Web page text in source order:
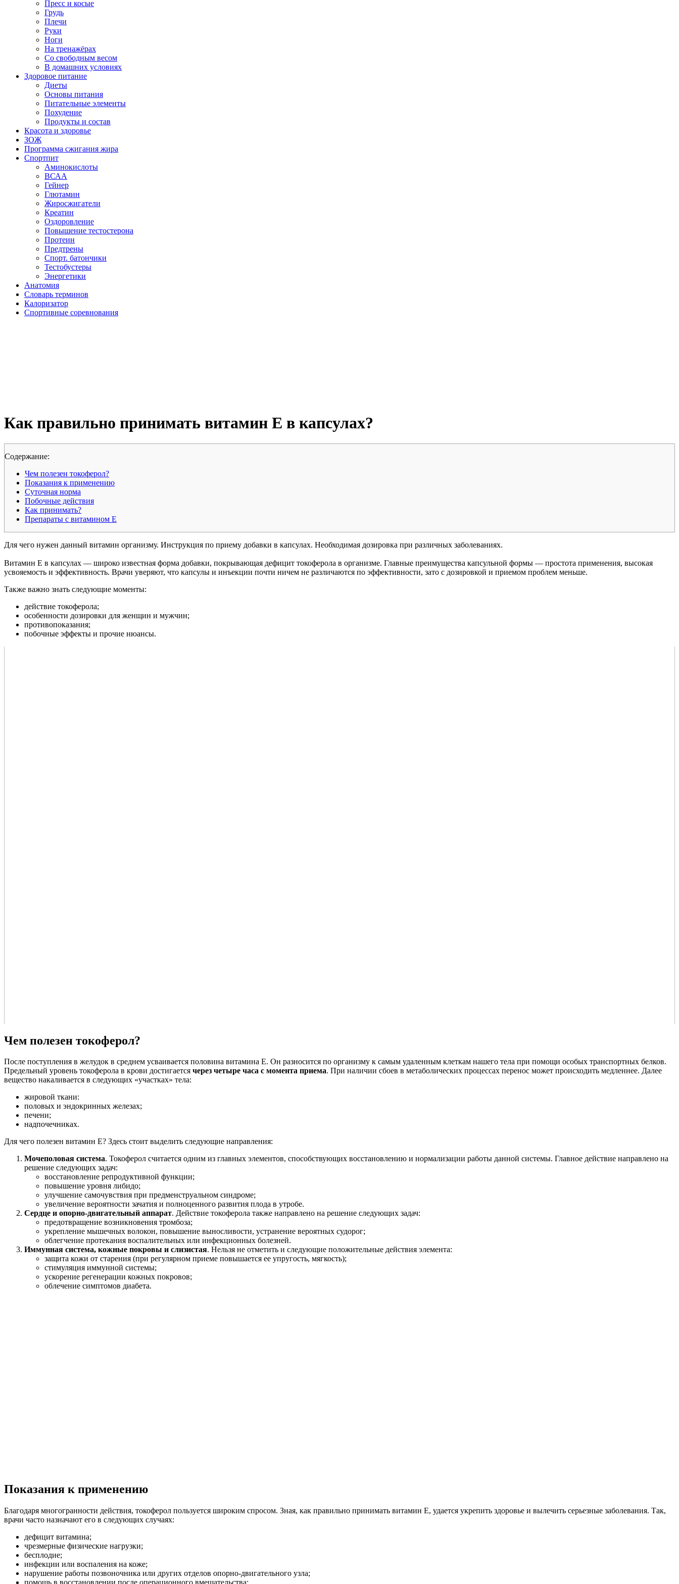
Пресс и косые
Грудь
Плечи
Руки
Ноги
На тренажёрах
Со свободным весом
В домашних условиях
Здоровое питание
Диеты
Основы питания
Питательные элементы
Похудение
Продукты и состав
Красота и здоровье
ЗОЖ
Программа сжигания жира
Спортпит
Аминокислоты
ВСАА
Гейнер
Глютамин
Жиросжигатели
Креатин
Оздоровление
Повышение тестостерона
Протеин
Предтрены
Спорт. батончики
Тестобустеры
Энергетики
Анатомия
Словарь терминов
Калоризатор
Спортивные соревнования
Как правильно принимать витамин Е в капсулах?
Cодержание:
Чем полезен токоферол?
Показания к применению
Суточная норма
Побочные действия
Как принимать?
Препараты с витамином Е
Для чего нужен данный витамин организму. Инструкция по приему добавки в капсулах. Необходимая дозировка при различных заболеваниях.
Витамин Е в капсулах — широко известная форма добавки, покрывающая дефицит токоферола в организме. Главные преимущества капсульной формы — простота применения, высокая
усвояемость и эффективность. Врачи уверяют, что капсулы и инъекции почти ничем не различаются по эффективности, зато с дозировкой и приемом проблем меньше.
Также важно знать следующие моменты:
действие токоферола;
особенности дозировки для женщин и мужчин;
противопоказания;
побочные эффекты и прочие нюансы.
Чем полезен токоферол?
После поступления в желудок в среднем усваивается половина витамина E. Он разносится по организму к самым удаленным клеткам нашего тела при помощи особых транспортных белков.
Предельный уровень токоферола в крови достигается через четыре часа с момента приема. При наличии сбоев в метаболических процессах перенос может происходить медленнее. Далее
вещество накаливается в следующих «участках» тела:
жировой ткани:
половых и эндокринных железах;
печени;
надпочечниках.
Для чего полезен витамин Е? Здесь стоит выделить следующие направления:
Мочеполовая система. Токоферол считается одним из главных элементов, способствующих восстановлению и нормализации работы данной системы. Главное действие направлено на
решение следующих задач:
восстановление репродуктивной функции;
повышение уровня либидо;
улучшение самочувствия при предменструальном синдроме;
увеличение вероятности зачатия и полноценного развития плода в утробе.
Сердце и опорно-двигательный аппарат. Действие токоферола также направлено на решение следующих задач:
предотвращение возникновения тромбоза;
укрепление мышечных волокон, повышение выносливости, устранение вероятных судорог;
облегчение протекания воспалительных или инфекционных болезней.
Иммунная система, кожные покровы и слизистая. Нельзя не отметить и следующие положительные действия элемента:
защита кожи от старения (при регулярном приеме повышается ее упругость, мягкость);
стимуляция иммунной системы;
ускорение регенерации кожных покровов;
облечение симптомов диабета.
Показания к применению
Благодаря многогранности действия, токоферол пользуется широким спросом. Зная, как правильно принимать витамин Е, удается укрепить здоровье и вылечить серьезные заболевания. Так,
врачи часто назначают его в следующих случаях:
дефицит витамина;
чрезмерные физические нагрузки;
бесплодие;
инфекции или воспаления на коже;
нарушение работы позвоночника или других отделов опорно-двигательного узла;